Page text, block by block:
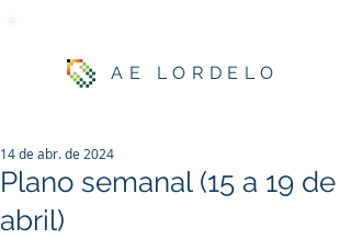
AE LORDELO
Plano semanal (15 a 19 de
abril)
14 de abr. de 2024